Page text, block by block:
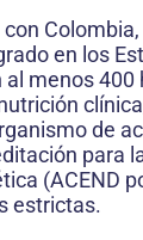
en los
al menos 400
de
para
(ACEND
estrictas.